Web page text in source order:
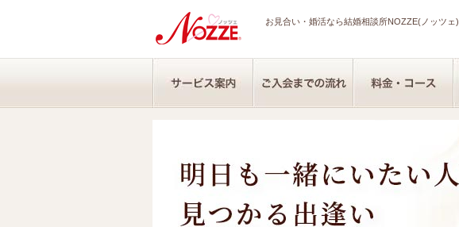
お見合い・婚活なら結婚相談所NOZZE(ノッツェ)